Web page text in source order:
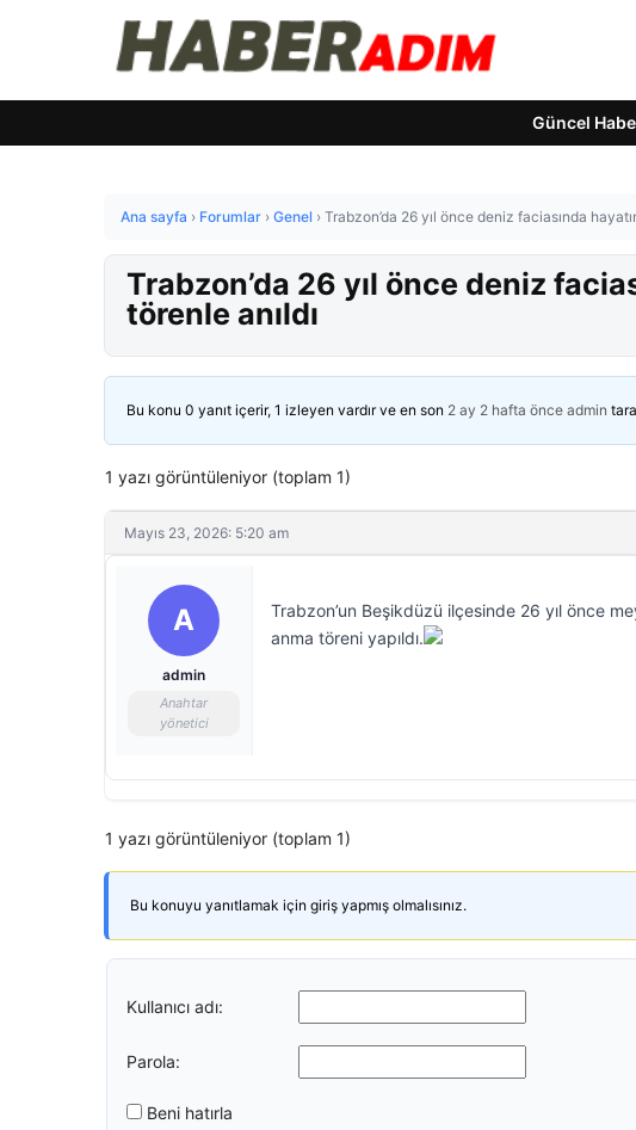
Güncel
Ana sayfa › Forumlar › Genel › Trabzon’da 26 yıl önce deniz faciasında
Trabzon’da 26 yıl önce deniz
törenle anıldı
Bu konu 0 yanıt içerir, 1 izleyen vardır ve en son 2 ay 2 hafta önce admin
1 yazı görüntüleniyor (toplam 1)
Mayıs 23, 2026: 5:20 am
A
admin
Anahtar
yönetici
Trabzon’un Beşikdüzü ilçesinde 26 yıl önce
anma töreni yapıldı.
1 yazı görüntüleniyor (toplam 1)
Bu konuyu yanıtlamak için giriş yapmış olmalısınız.
Kullanıcı adı:
Parola:
Beni hatırla